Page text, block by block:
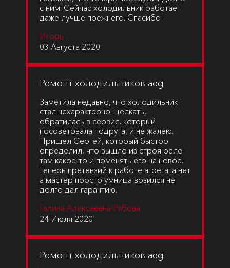
с ним. Сейчас холодильник работает
даже лучше прежнего. Спасибо!
Игорь
03 Августа 2020
Ремонт холодильников aeg
Заметила недавно, что холодильник
стал нехарактерно щелкать,
обратилась в сервис, который
посоветовала подруга, и не жалею.
Пришел Сергей, который быстро
определил, что вышло из строя реле
там какое-то и поменять его на новое.
Теперь претензий к работе агрегата нет
а мастер просто умница возился не
долго дал гарантию.
Галина Алексеевна Рябова
24 Июля 2020
Ремонт холодильников aeg